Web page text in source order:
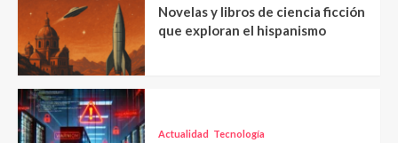
Novelas y libros de ciencia ficción
que exploran el hispanismo
Actualidad Tecnología